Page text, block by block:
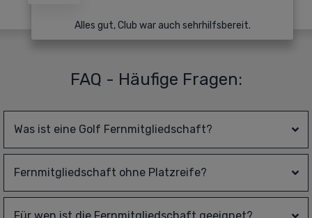
Alles gut, Club war auch sehrhilfsbereit.
FAQ - Häufige Fragen:
Was ist eine Golf Fernmitgliedschaft?
Fernmitgliedschaft ohne Platzreife?